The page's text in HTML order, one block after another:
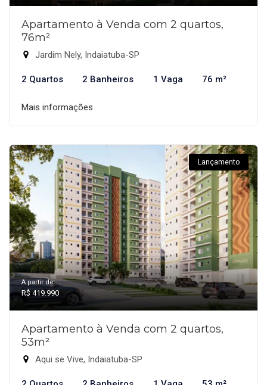
Apartamento à Venda com 2 quartos,
76m²
Jardim Nely, Indaiatuba-SP
2 Quartos 2 Banheiros 1 Vaga 76 m²
Mais informações
Lançamento
A partir de:
R$ 419.990
Apartamento à Venda com 2 quartos,
53m²
Aqui se Vive, Indaiatuba-SP